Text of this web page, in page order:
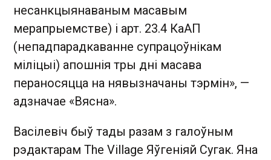
несанкцыянаваным масавым
мерапрыемстве) і арт. 23.4 КаАП
(непадпарадкаванне супрацоўнікам
міліцыі) апошнія тры дні масава
пераносяцца на нявызначаны тэрмін», —
адзначае «Вясна».
Васілевіч быў тады разам з галоўным
рэдактарам The Village Яўгеніяй Сугак. Яна